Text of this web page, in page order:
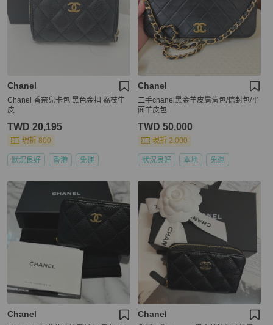
Chanel
Chanel 香奈兒卡包 黑色金扣 荔枝牛
皮
TWD 20,195
現折 800
狀況良好 香港 免運
Chanel
二手chanel黑金羊皮肩背包/信封包/平
面羊皮包
TWD 50,000
現折 2,000
狀況良好 本地 免運
Chanel Chanel